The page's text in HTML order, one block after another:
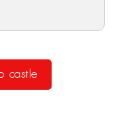
castle